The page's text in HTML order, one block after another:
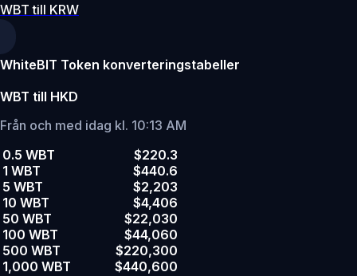
WBT till KRW
WhiteBIT Token konverteringstabeller
WBT till HKD
Från och med idag kl. 10:13 AM
0.5 WBT
$220.3
1 WBT
$440.6
5 WBT
$2,203
10 WBT
$4,406
50 WBT
$22,030
100 WBT
$44,060
500 WBT
$220,300
1,000 WBT
$440,600